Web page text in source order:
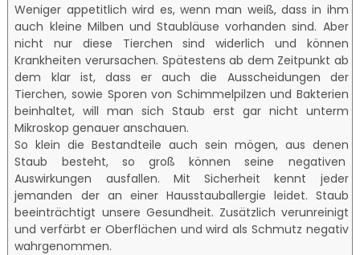
Weniger appetitlich wird es, wenn man weiß, dass in ihm
auch kleine Milben und Staubläuse vorhanden sind. Aber
nicht nur diese Tierchen sind widerlich und können
Krankheiten verursachen. Spätestens ab dem Zeitpunkt ab
dem klar ist, dass er auch die Ausscheidungen der
Tierchen, sowie Sporen von Schimmelpilzen und Bakterien
beinhaltet, will man sich Staub erst gar nicht unterm
Mikroskop genauer anschauen.
So klein die Bestandteile auch sein mögen, aus denen
Staub besteht, so groß können seine negativen
Auswirkungen ausfallen. Mit Sicherheit kennt jeder
jemanden der an einer Hausstauballergie leidet. Staub
beeinträchtigt unsere Gesundheit. Zusätzlich verunreinigt
und verfärbt er Oberflächen und wird als Schmutz negativ
wahrgenommen.